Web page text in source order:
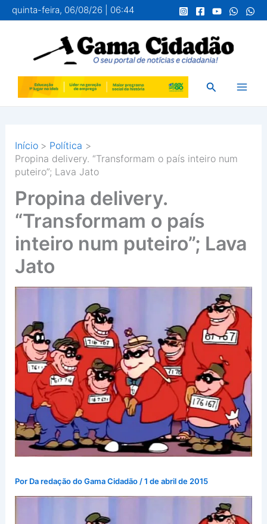
para
conteúdo
quinta-feira, 06/08/26 | 06:44
Pesquisar
Início
Política
Propina delivery. “Transformam o país inteiro num
puteiro”; Lava Jato
Propina delivery.
“Transformam o país
inteiro num puteiro”; Lava
Jato
Por Da redação do Gama Cidadão /1 de abril de 2015